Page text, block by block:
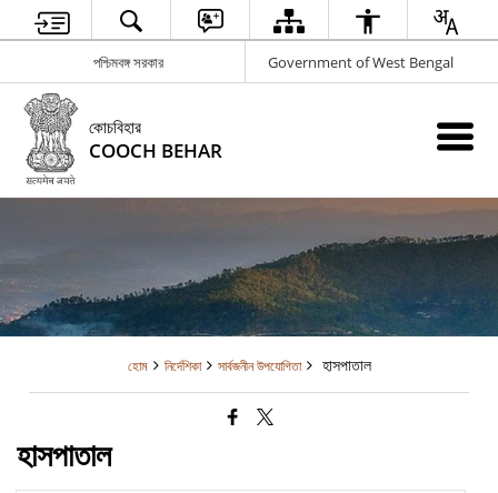
পশ্চিমবঙ্গ সরকার Government of West Bengal
কোচবিহার
COOCH BEHAR
হোম নির্দেশিকা সার্বজনীন উপযোগিতা হাসপাতাল
হাসপাতাল